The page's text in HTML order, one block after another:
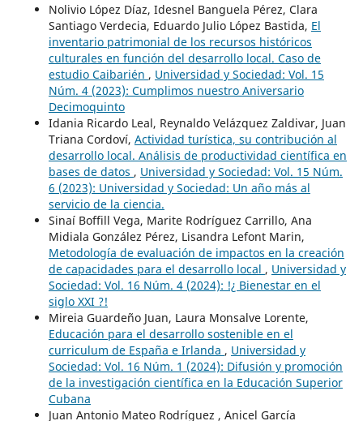
Nolivio López Díaz, Idesnel Banguela Pérez, Clara
Santiago Verdecia, Eduardo Julio López Bastida, El
inventario patrimonial de los recursos históricos
culturales en función del desarrollo local. Caso de
estudio Caibarién , Universidad y Sociedad: Vol. 15
Núm. 4 (2023): Cumplimos nuestro Aniversario
Decimoquinto
Idania Ricardo Leal, Reynaldo Velázquez Zaldivar, Juan
Triana Cordoví, Actividad turística, su contribución al
desarrollo local. Análisis de productividad científica en
bases de datos , Universidad y Sociedad: Vol. 15 Núm.
6 (2023): Universidad y Sociedad: Un año más al
servicio de la ciencia.
Sinaí Boffill Vega, Marite Rodríguez Carrillo, Ana
Midiala González Pérez, Lisandra Lefont Marin,
Metodología de evaluación de impactos en la creación
de capacidades para el desarrollo local , Universidad y
Sociedad: Vol. 16 Núm. 4 (2024): !¿ Bienestar en el
siglo XXI ?!
Mireia Guardeño Juan, Laura Monsalve Lorente,
Educación para el desarrollo sostenible en el
curriculum de España e Irlanda , Universidad y
Sociedad: Vol. 16 Núm. 1 (2024): Difusión y promoción
de la investigación científica en la Educación Superior
Cubana
Juan Antonio Mateo Rodríguez , Anicel García